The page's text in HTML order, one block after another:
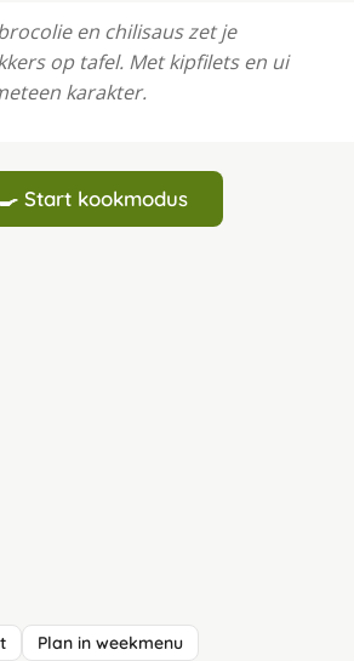
en chilisaus zet je
op tafel. Met kipfilets en ui
karakter.
Start kookmodus
Plan in weekmenu